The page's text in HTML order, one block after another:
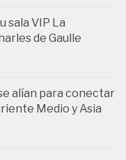
sala VIP La
de Gaulle
alían para conectar
Medio y Asia